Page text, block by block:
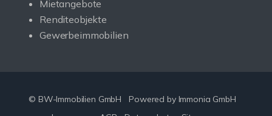
Mietangebote
Renditeobjekte
Gewerbeimmobilien
© BW-Immobilien GmbH
Powered by Immonia GmbH